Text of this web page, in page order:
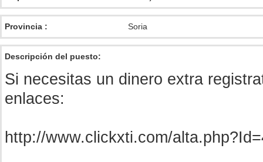
Provincia : Soria
Descripción del puesto:
Si necesitas un dinero extra
enlaces:
http://www.clickxti.com/